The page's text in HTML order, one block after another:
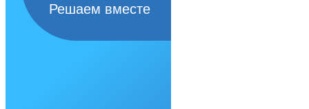
Решаем вместе